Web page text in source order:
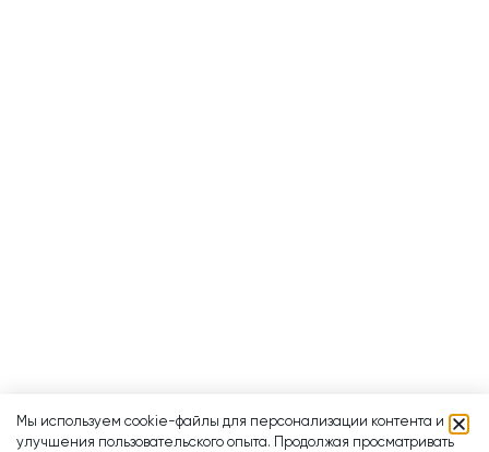
Мы используем cookie-файлы для персонализации контента и
улучшения пользовательского опыта. Продолжая просматривать